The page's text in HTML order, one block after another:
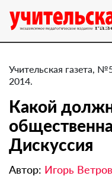
Учительская газета,
2014.
Какой
Дискуссия
Автор: Игорь Ветров